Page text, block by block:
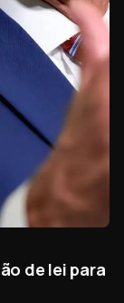
de lei para